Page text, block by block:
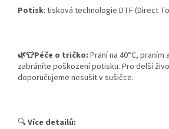
Potisk: tisková technologie DTF (Direct
🌿👕Péče o tričko: Praní na 40°C,
zabráníte poškození potisku. Pro delší
doporučujeme nesušit v sušičce.
🔍 Více detailů: